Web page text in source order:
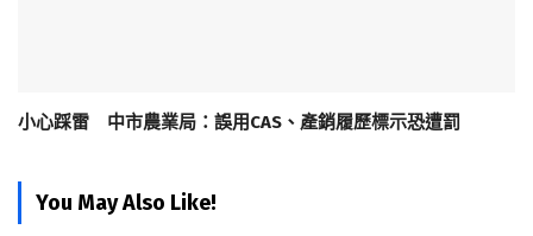
小心踩雷 中市農業局：誤用CAS、產銷履歷標示恐遭罰
You May Also Like!